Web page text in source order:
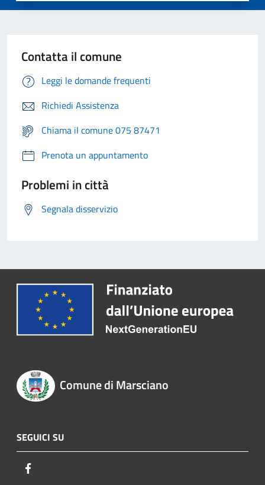
Contatta il comune
Leggi le domande frequenti
Richiedi Assistenza
Chiama il comune 075 87471
Prenota un appuntamento
Problemi in città
Segnala disservizio
Comune di Marsciano
SEGUICI SU